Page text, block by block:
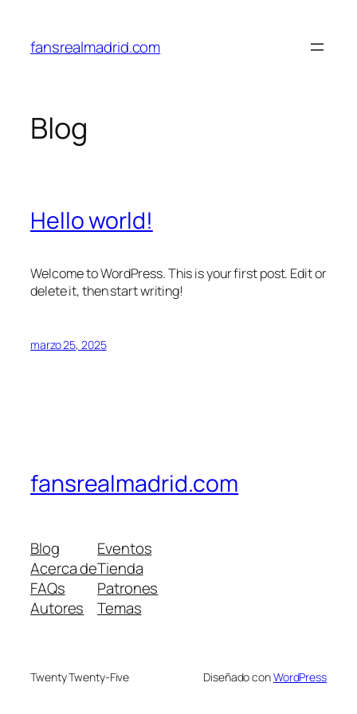
contenido
fansrealmadrid.com
Blog
Hello world!
Welcome to WordPress. This is your first post. Edit or
delete it, then start writing!
marzo 25, 2025
fansrealmadrid.com
Blog
Acerca de
FAQs
Autores
Eventos
Tienda
Patrones
Temas
Twenty Twenty-Five Diseñado conWordPress